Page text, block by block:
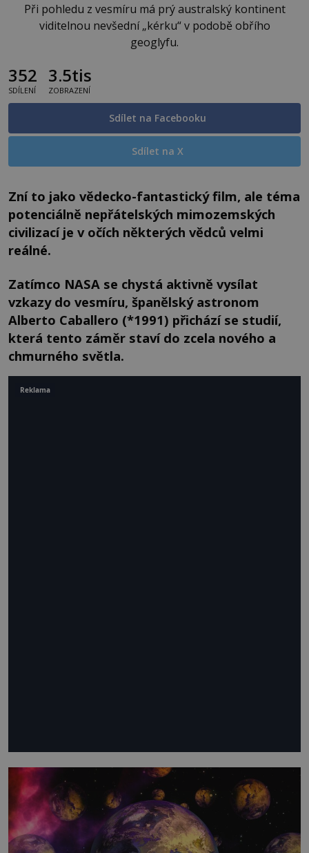
Při pohledu z vesmíru má prý australský kontinent
viditelnou nevšední „kérku“ v podobě obřího
geoglyfu.
352
SDÍLENÍ
3.5tis
ZOBRAZENÍ
Sdílet na Facebooku
Sdílet na X
Zní to jako vědecko-fantastický film, ale téma
potenciálně nepřátelských mimozemských
civilizací je v očích některých vědců velmi
reálné.
Zatímco NASA se chystá aktivně vysílat
vzkazy do vesmíru, španělský astronom
Alberto Caballero (*1991) přichází se studií,
která tento záměr staví do zcela nového a
chmurného světla.
Reklama